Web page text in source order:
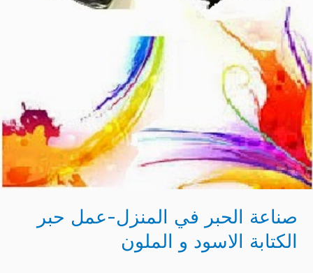
صناعة الحبر في المنزل-عمل حبر
الكتابة الاسود و الملون
الملون